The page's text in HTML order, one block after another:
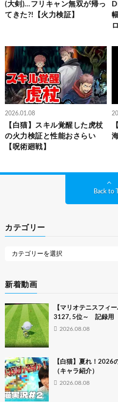
(大剣)…フリキャン無双が帰っ
てきた?!【火力検証】
2026.01.08
【白猫】スキル覚醒した虎杖
の火力検証と性能おさらい
【呪術廻戦】
Back to
カテゴリー
新着動画
【マリオテニスフィ
3127, 5位～ 記録用
2026.08.08
【白猫】夏れ！2026
（キャラ紹介）
2026.08.08